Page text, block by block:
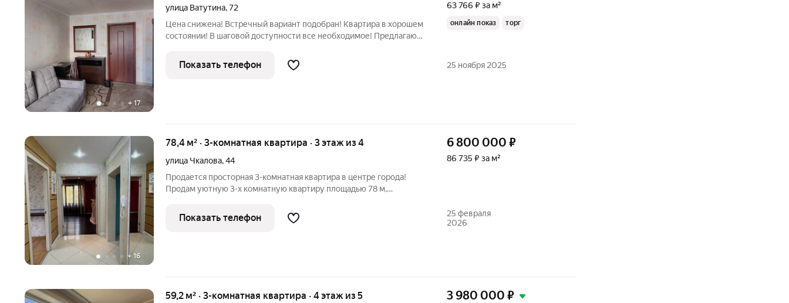
+ 17
улица Ватутина,72
Цена снижена! Встречный вариант подобран! Квартира в хорошем
состоянии! В шаговой доступности все необходимое! Предлагаю
идеальный вариант для тех, кто ценит комфорт, уют и развитую
63 766 ₽ за м²
онлайн показ торг
Показать телефон 25 ноября 2025
+16
78,4 м² · 3-комнатная квартира · 3 этаж из 4
улица Чкалова,44
Продается просторная 3-комнатная квартира в центре города!
Продам уютную 3-х комнатную квартиру площадью 78 м,
всего в нескольких шагах от центра. Это идеальный вариант для
тех, кто ценит
6 800 000 ₽
86 735 ₽ за м²
Показать телефон
25 февраля
2026
59,2 м² · 3-комнатная квартира · 4 этаж из 5 3 980 000 ₽